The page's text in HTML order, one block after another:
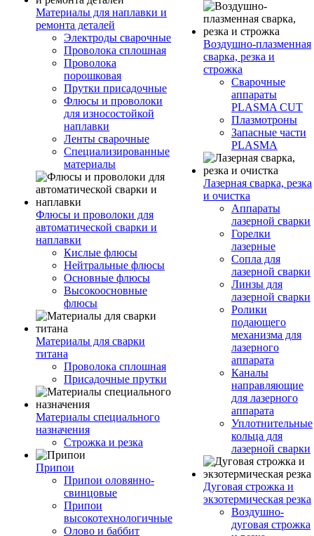
Материалы для наплавки и
ремонта деталей
Электроды сварочные
Проволока сплошная
Проволока
порошковая
Прутки присадочные
Флюсы и проволоки
для износостойкой
наплавки
Ленты сварочные
Специализированные
материалы
Флюсы и проволоки для
автоматической сварки и
наплавки
Кислые флюсы
Нейтральные флюсы
Основные флюсы
Высокоосновные
флюсы
Материалы для сварки
титана
Проволока сплошная
Присадочные прутки
Материалы специального
назначения
Строжка и резка
Припои
Припои оловянно-
свинцовые
Припои
высокотехнологичные
Олово и баббит
Воздушно-плазменная
сварка, резка и
строжка
Сварочные
аппараты
PLASMA CUT
Плазмотроны
Запасные части
PLASMA
Лазерная сварка, резка
и очистка
Аппараты
лазерной сварки
Горелки
лазерные
Сопла для
лазерной сварки
Линзы для
лазерной сварки
Ролики
подающего
механизма для
лазерного
аппарата
Каналы
направляющие
для лазерного
аппарата
Уплотнительные
кольца для
лазерной сварки
Дуговая строжка и
экзотермическая резка
Воздушно-
дуговая строжка